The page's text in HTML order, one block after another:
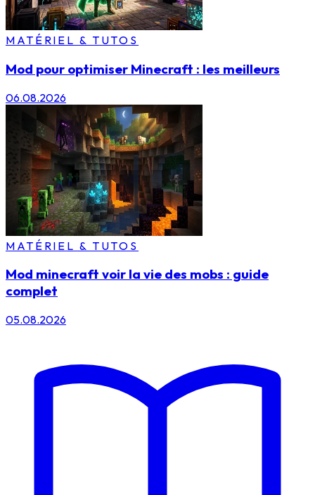
MATÉRIEL & TUTOS
Mod pour optimiser Minecraft : les meilleurs
06.08.2026
MATÉRIEL & TUTOS
Mod minecraft voir la vie des mobs : guide
complet
05.08.2026